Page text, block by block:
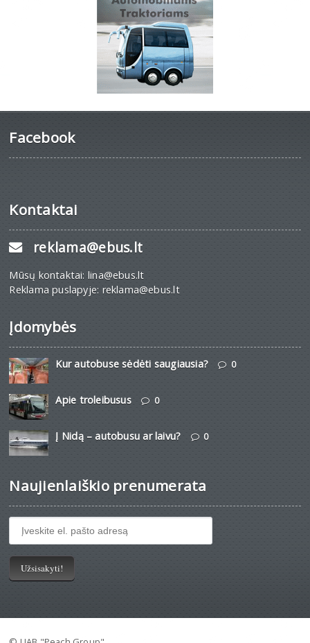
Facebook
Kontaktai
reklama@ebus.lt
Mūsų kontaktai: lina@ebus.lt
Reklama puslapyje: reklama@ebus.lt
Įdomybės
Kur autobuse sėdėti saugiausia? 0
Apie troleibusus 0
Į Nidą – autobusu ar laivu? 0
Naujienlaiškio prenumerata